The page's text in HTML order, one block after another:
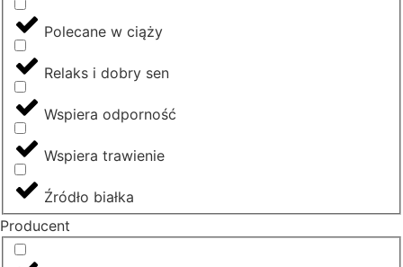
Polecane w ciąży
Relaks i dobry sen
Wspiera odporność
Wspiera trawienie
Źródło białka
Producent